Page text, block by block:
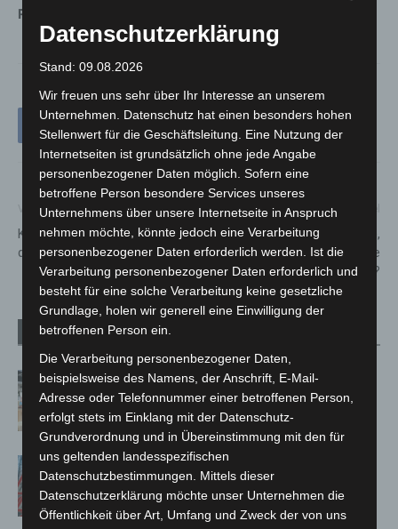
Rufnummer 0511 109-2820 zu melden.
Vorheriger Artikel
Kinder-Winter-Disco im Haus
der Jugend Langenhagen
Nächster Artikel
Corona, Grippe,
Weihnachtszeit: Wie komme
ich gut durch den Winter?
Verwandte Artikel Mehr vom Autor
Kunst trifft Weingenuss: Barbara-
Susann Mehring zeigt ihre Werke im
Jacques’ Wein-Depot Isernhagen
A2: Zweite Turbobaustelle startet
zwischen Hannover-West und
Bothfeld
Datenschutzerklärung
Stand: 09.08.2026
Wir freuen uns sehr über Ihr Interesse an unserem
Unternehmen. Datenschutz hat einen besonders hohen
Stellenwert für die Geschäftsleitung. Eine Nutzung der
Internetseiten ist grundsätzlich ohne jede Angabe
personenbezogener Daten möglich. Sofern eine
betroffene Person besondere Services unseres
Unternehmens über unsere Internetseite in Anspruch
nehmen möchte, könnte jedoch eine Verarbeitung
personenbezogener Daten erforderlich werden. Ist die
Verarbeitung personenbezogener Daten erforderlich und
besteht für eine solche Verarbeitung keine gesetzliche
Grundlage, holen wir generell eine Einwilligung der
betroffenen Person ein.
Die Verarbeitung personenbezogener Daten,
beispielsweise des Namens, der Anschrift, E-Mail-
Adresse oder Telefonnummer einer betroffenen Person,
erfolgt stets im Einklang mit der Datenschutz-
Grundverordnung und in Übereinstimmung mit den für
uns geltenden landesspezifischen
Datenschutzbestimmungen. Mittels dieser
Datenschutzerklärung möchte unser Unternehmen die
Öffentlichkeit über Art, Umfang und Zweck der von uns